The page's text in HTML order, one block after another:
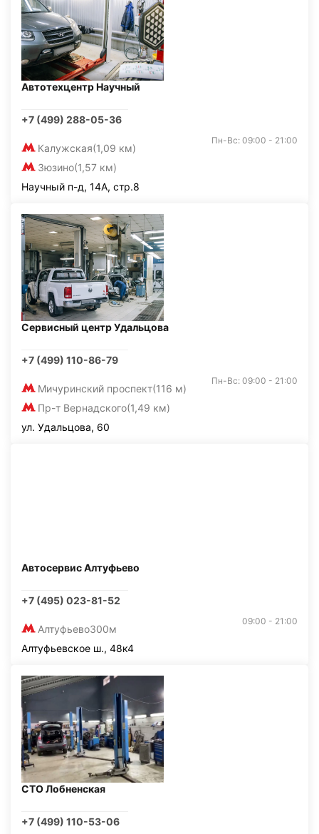
Автотехцентр Научный
+7 (499) 288-05-36
Калужская(1,09 км)
Зюзино(1,57 км)
Пн-Вс: 09:00 - 21:00
Научный п-д, 14А, стр.8
Сервисный центр Удальцова
+7 (499) 110-86-79
Мичуринский проспект(116 м)
Пр-т Вернадского(1,49 км)
Пн-Вс: 09:00 - 21:00
ул. Удальцова, 60
Автосервис Алтуфьево
+7 (495) 023-81-52
Алтуфьево300м
09:00 - 21:00
Алтуфьевское ш., 48к4
СТО Лобненская
+7 (499) 110-53-06